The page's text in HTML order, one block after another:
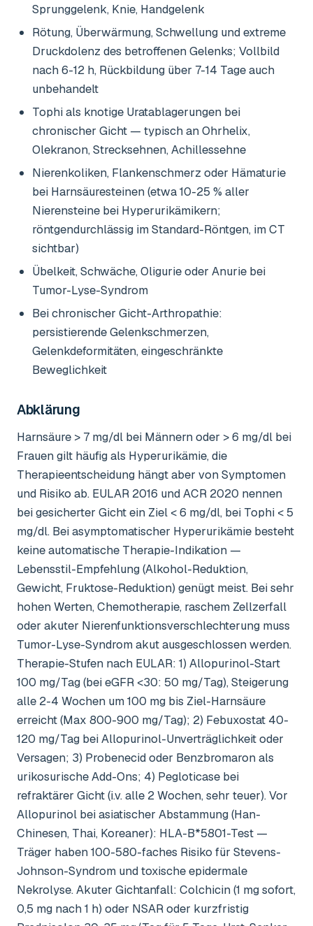
Sprunggelenk, Knie, Handgelenk
Rötung, Überwärmung, Schwellung und extreme
Druckdolenz des betroffenen Gelenks; Vollbild
nach 6-12 h, Rückbildung über 7-14 Tage auch
unbehandelt
Tophi als knotige Uratablagerungen bei
chronischer Gicht — typisch an Ohrhelix,
Olekranon, Strecksehnen, Achillessehne
Nierenkoliken, Flankenschmerz oder Hämaturie
bei Harnsäuresteinen (etwa 10-25 % aller
Nierensteine bei Hyperurikämikern;
röntgendurchlässig im Standard-Röntgen, im CT
sichtbar)
Übelkeit, Schwäche, Oligurie oder Anurie bei
Tumor-Lyse-Syndrom
Bei chronischer Gicht-Arthropathie:
persistierende Gelenkschmerzen,
Gelenkdeformitäten, eingeschränkte
Beweglichkeit
Abklärung
Harnsäure > 7 mg/dl bei Männern oder > 6 mg/dl bei
Frauen gilt häufig als Hyperurikämie, die
Therapieentscheidung hängt aber von Symptomen
und Risiko ab. EULAR 2016 und ACR 2020 nennen
bei gesicherter Gicht ein Ziel < 6 mg/dl, bei Tophi < 5
mg/dl. Bei asymptomatischer Hyperurikämie besteht
keine automatische Therapie-Indikation —
Lebensstil-Empfehlung (Alkohol-Reduktion,
Gewicht, Fruktose-Reduktion) genügt meist. Bei sehr
hohen Werten, Chemotherapie, raschem Zellzerfall
oder akuter Nierenfunktionsverschlechterung muss
Tumor-Lyse-Syndrom akut ausgeschlossen werden.
Therapie-Stufen nach EULAR: 1) Allopurinol-Start
100 mg/Tag (bei eGFR <30: 50 mg/Tag), Steigerung
alle 2-4 Wochen um 100 mg bis Ziel-Harnsäure
erreicht (Max 800-900 mg/Tag); 2) Febuxostat 40-
120 mg/Tag bei Allopurinol-Unverträglichkeit oder
Versagen; 3) Probenecid oder Benzbromaron als
urikosurische Add-Ons; 4) Pegloticase bei
refraktärer Gicht (i.v. alle 2 Wochen, sehr teuer). Vor
Allopurinol bei asiatischer Abstammung (Han-
Chinesen, Thai, Koreaner): HLA-B*5801-Test —
Träger haben 100-580-faches Risiko für Stevens-
Johnson-Syndrom und toxische epidermale
Nekrolyse. Akuter Gichtanfall: Colchicin (1 mg sofort,
0,5 mg nach 1 h) oder NSAR oder kurzfristig